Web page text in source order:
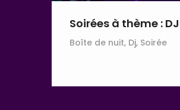
Soirées à thème :
Boîte de nuit, Dj, Soirée